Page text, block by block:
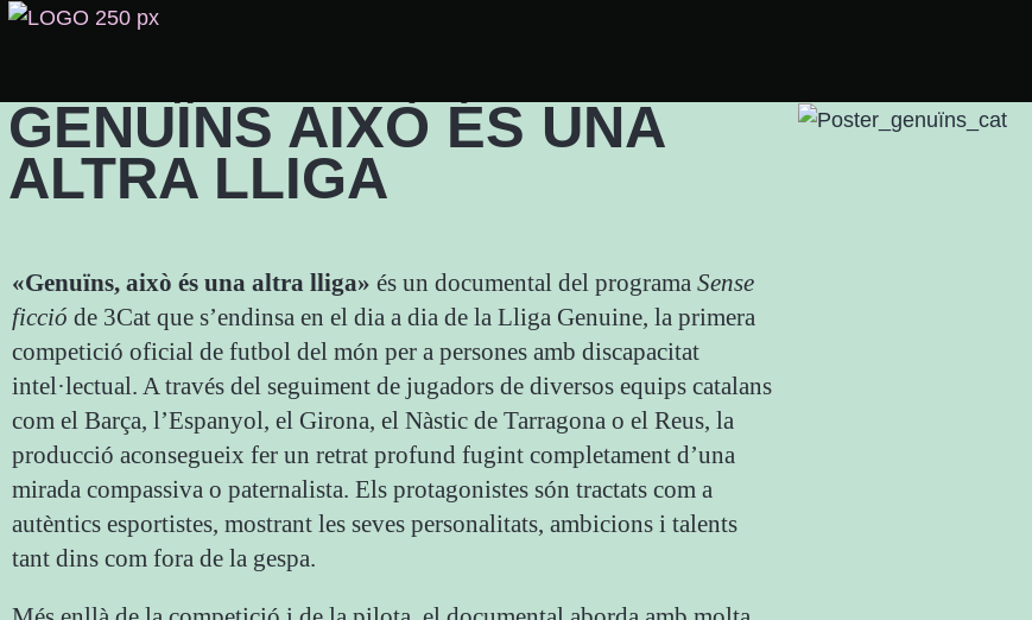
GENUÏNS AIXÒ ÉS UNA
ALTRA LLIGA
«Genuïns, això és una altra lliga» és un documental del programa Sense
ficció de 3Cat que s’endinsa en el dia a dia de la Lliga Genuine, la primera
competició oficial de futbol del món per a persones amb discapacitat
intel·lectual. A través del seguiment de jugadors de diversos equips catalans
com el Barça, l’Espanyol, el Girona, el Nàstic de Tarragona o el Reus, la
producció aconsegueix fer un retrat profund fugint completament d’una
mirada compassiva o paternalista. Els protagonistes són tractats com a
autèntics esportistes, mostrant les seves personalitats, ambicions i talents
tant dins com fora de la gespa.